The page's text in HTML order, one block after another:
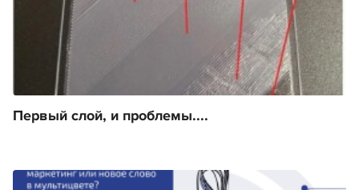
Первый слой, и проблемы....